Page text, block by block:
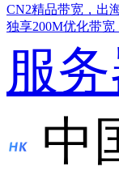
CN2精品带宽，出
独享200M优化带宽
服
中